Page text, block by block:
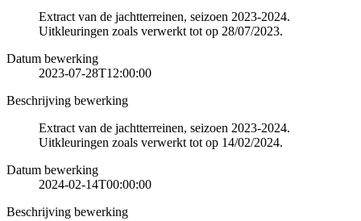
Extract van de jachtterreinen, seizoen 2023-2024.
Uitkleuringen zoals verwerkt tot op 28/07/2023.
Datum bewerking
2023-07-28T12:00:00
Beschrijving bewerking
Extract van de jachtterreinen, seizoen 2023-2024.
Uitkleuringen zoals verwerkt tot op 14/02/2024.
Datum bewerking
2024-02-14T00:00:00
Beschrijving bewerking